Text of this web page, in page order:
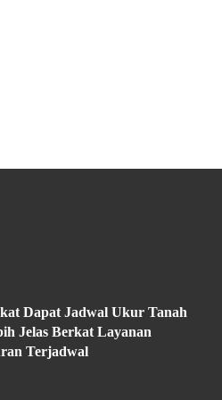
Dapat Jadwal Ukur Tanah
Jelas Berkat Layanan
Terjadwal